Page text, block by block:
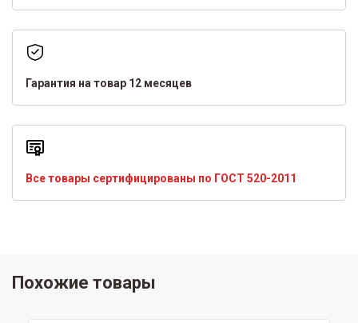
Гарантия на товар 12 месяцев
Все товары сертифицированы по ГОСТ 520-2011
Похожие товары